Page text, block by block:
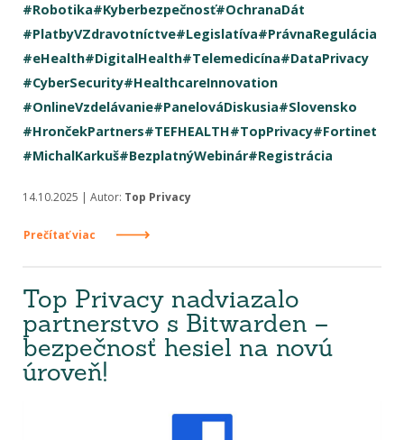
#Robotika#Kyberbezpečnosť#OchranaDát
#PlatbyVZdravotníctve#Legislatíva#PrávnaRegulácia
#eHealth#DigitalHealth#Telemedicína#DataPrivacy
#CyberSecurity#HealthcareInnovation
#OnlineVzdelávanie#PanelováDiskusia#Slovensko
#HrončekPartners#TEFHEALTH#TopPrivacy#Fortinet
#MichalKarkuš#BezplatnýWebinár#Registrácia
14.10.2025 | Autor: Top Privacy
Prečítať viac
Top Privacy nadviazalo
partnerstvo s Bitwarden –
bezpečnosť hesiel na novú
úroveň!